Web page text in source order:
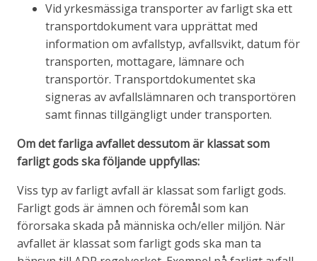
Vid yrkesmässiga transporter av farligt ska ett
transportdokument vara upprättat med
information om avfallstyp, avfallsvikt, datum för
transporten, mottagare, lämnare och
transportör. Transportdokumentet ska
signeras av avfallslämnaren och transportören
samt finnas tillgängligt under transporten.
Om det farliga avfallet dessutom är klassat som
farligt gods ska följande uppfyllas:
Viss typ av farligt avfall är klassat som farligt gods.
Farligt gods är ämnen och föremål som kan
förorsaka skada på människa och/eller miljön. När
avfallet är klassat som farligt gods ska man ta